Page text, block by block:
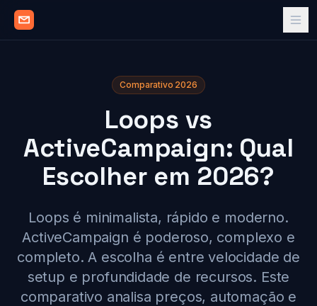
Comparativo 2026
Loops vs
ActiveCampaign: Qual
Escolher em 2026?
Loops é minimalista, rápido e moderno.
ActiveCampaign é poderoso, complexo e
completo. A escolha é entre velocidade de
setup e profundidade de recursos. Este
comparativo analisa preços, automação e